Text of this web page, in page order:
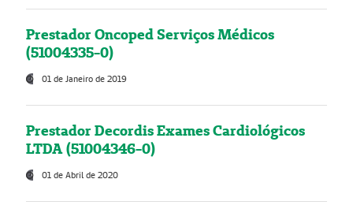
Prestador Oncoped Serviços Médicos
(51004335-0)
01 de Janeiro de 2019
Prestador Decordis Exames Cardiológicos
LTDA (51004346-0)
01 de Abril de 2020